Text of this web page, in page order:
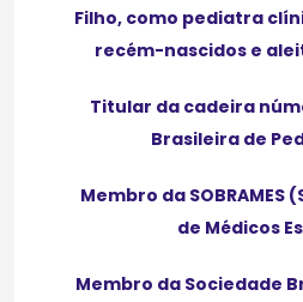
Filho, como pediatra
recém-nascidos e
Titular da cadeira
Brasileira de
Membro da
de Médicos
Membro da Sociedade